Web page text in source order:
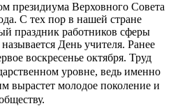
президиума Верховного Совета
С тех пор в нашей стране
праздник работников сферы
День учителя. Ранее
воскресенье октября. Труд
уровне, ведь именно
вырастет молодое поколение и